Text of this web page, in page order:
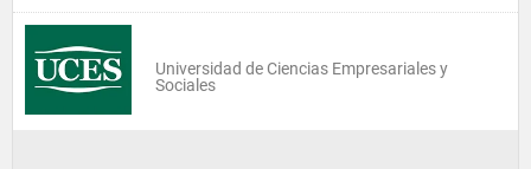
Universidad de Ciencias Empresariales y
Sociales